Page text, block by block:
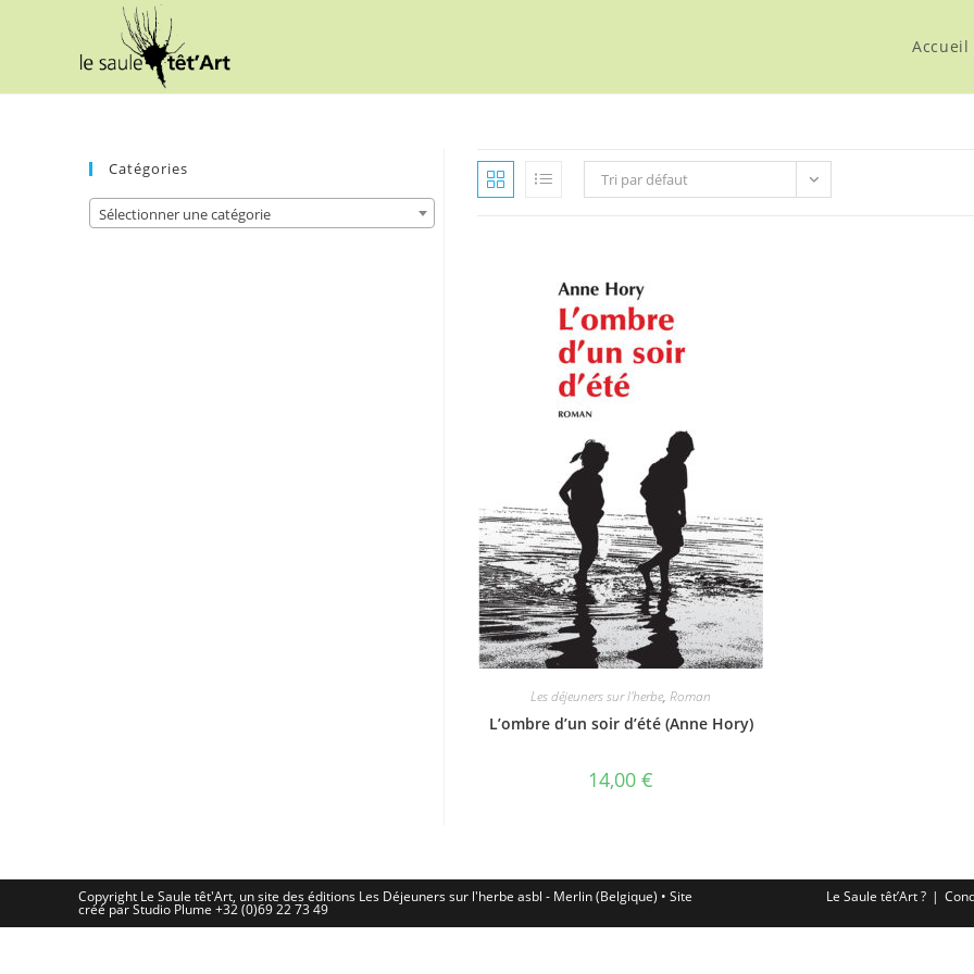
Accueil
Tri par défaut
Les déjeuners sur l'herbe,Roman
L’ombre d’un soir d’été (Anne Hory)
14,00€
Catégories
Sélectionner une catégorie
Le Saule têt’Art ?
Copyright Le Saule têt'Art, un site des éditions Les Déjeuners sur l'herbe asbl - Merlin (Belgique) • Site
créé par Studio Plume +32 (0)69 22 73 49